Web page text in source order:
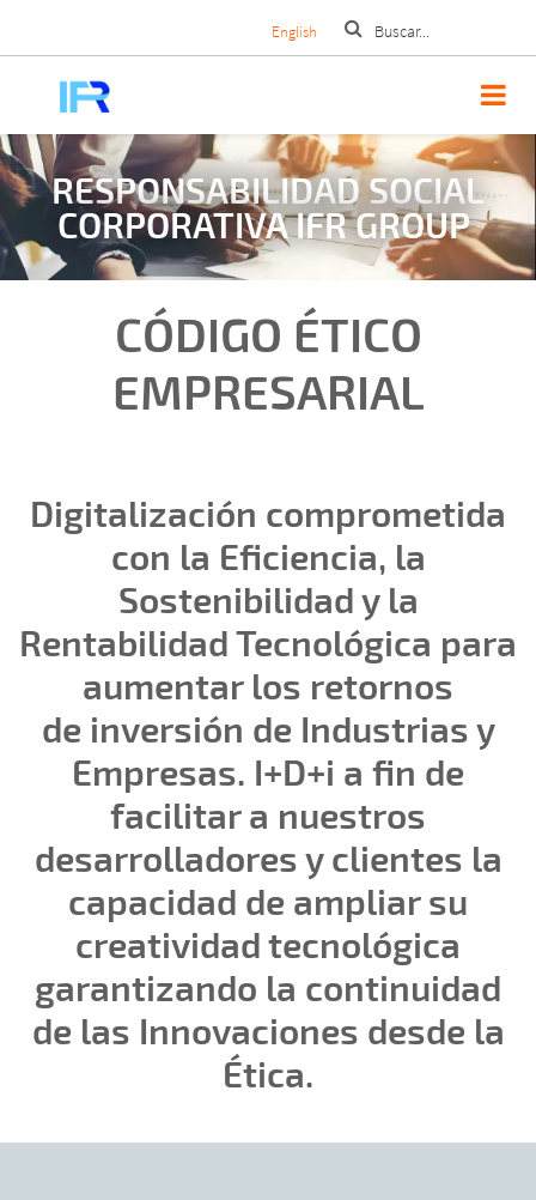
al
contenido
English
RESPONSABILIDAD SOCIAL
CORPORATIVA IFR GROUP
CÓDIGO ÉTICO
EMPRESARIAL
Digitalización comprometida
con la Eficiencia, la
Sostenibilidad y la
Rentabilidad Tecnológica para
aumentar los retornos
de inversión de Industrias y
Empresas. I+D+i a fin de
facilitar a nuestros
desarrolladores y clientes la
capacidad de ampliar su
creatividad tecnológica
garantizando la continuidad
de las Innovaciones desde la
Ética.